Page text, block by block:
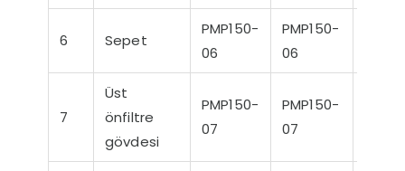
6 Sepet
PMP150-
06
PMP150-
06
7
Üst
önfiltre
gövdesi
PMP150-
07
PMP150-
07